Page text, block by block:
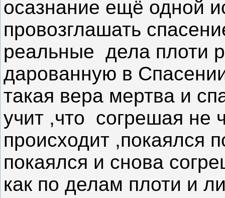
осазнание ещё одной
провозглашать
реальные дела плоти
дарованную в
такая вера мертва и
учит ,что согрешая не
происходит ,покаялся
покаялся и снова
как по делам плоти и